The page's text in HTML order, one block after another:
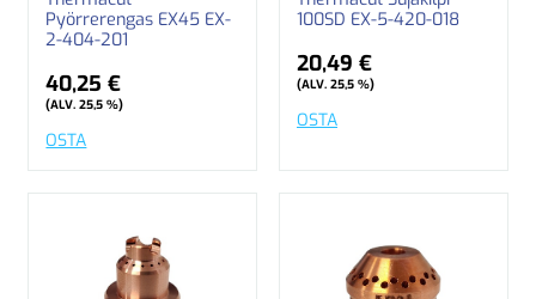
Pyörrerengas EX45 EX-
2-404-201
40,25 €
(ALV. 25,5 %)
OSTA
100SD EX-5-420-018
20,49 €
(ALV. 25,5 %)
OSTA